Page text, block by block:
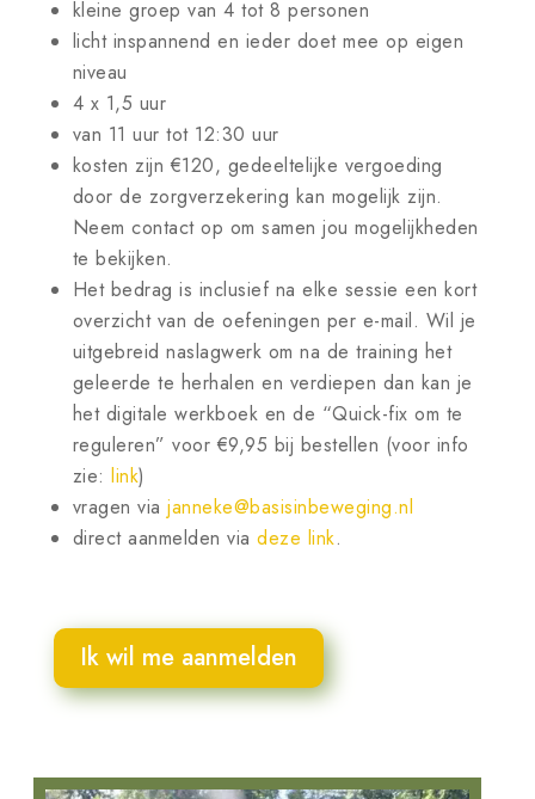
kleine groep van 4 tot 8 personen
licht inspannend en ieder doet mee op eigen
niveau
4 x 1,5 uur
van 11 uur tot 12:30 uur
kosten zijn €120, gedeeltelijke vergoeding
door de zorgverzekering kan mogelijk zijn.
Neem contact op om samen jou mogelijkheden
te bekijken.
Het bedrag is inclusief na elke sessie een kort
overzicht van de oefeningen per e-mail. Wil je
uitgebreid naslagwerk om na de training het
geleerde te herhalen en verdiepen dan kan je
het digitale werkboek en de “Quick-fix om te
reguleren” voor €9,95 bij bestellen (voor info
zie:link)
vragen viajanneke@basisinbeweging.nl
direct aanmelden viadeze link.
Ik wil me aanmelden